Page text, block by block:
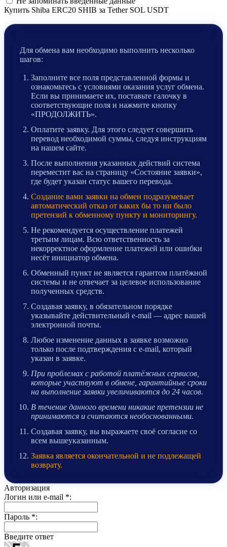
Купить Shiba ERC20 SHIB за Tether SOL USDT
Для обмена вам необходимо выполнить несколько
шагов:
Заполните все поля представленной формы и
ознакомьтесь с условиями оказания услуг обмена.
Если вы принимаете их, поставьте галочку в
соответствующие поля и нажмите кнопку
«ПРОДОЛЖИТЬ».
Оплатите заявку. Для этого следует совершить
перевод необходимой суммы, следуя инструкциям
на нашем сайте.
После выполнения указанных действий система
переместит вас на страницу «Состояние заявки»,
где будет указан статус вашего перевода.
Создание вами заявки на обмен подразумевает
автоматический отказ от каких бы то ни было
претензий к обменному пункту и мониторингу.
Не рекомендуется осуществление платежей
третьим лицам. Всю ответственность за
некорректное оформление платежей или ошибки
несёт инициатор обмена.
Обменный пункт не является гарантом платёжной
системы и не отвечает за целевое использование
полученных средств.
Создавая заявку, в обязательном порядке
указывайте действительный e-mail — адрес вашей
электронной почты.
Любое изменение данных в заявке возможно
только после подтверждения с e-mail, который
указан в заявке.
При проблемах с работой платёжных сервисов,
которые участвуют в обмене, гарантийные сроки
на выполнение заявки увеличиваются до 24 часов.
В течение данного времени никакие претензии не
принимаются и считаются необоснованными.
Создавая заявку, вы выражаете своё согласие со
всем вышеуказанным.
Заявка является окончательной и не подлежащей
возврату.
Авторизация
Логин или e-mail *:
Пароль *:
Введите ответ